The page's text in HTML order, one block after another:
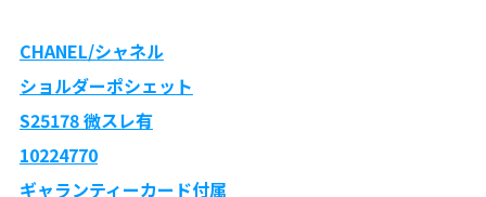
CHANEL/シャネル
ショルダーポシェット
S25178 微スレ有
10224770
ギャランティーカード付属